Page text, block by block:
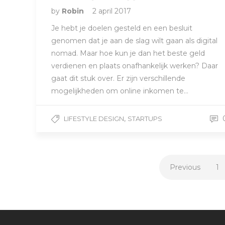
by Robin
2 april 2017
Je hebt je doelen gesteld en een besluit
genomen dat je aan de slag wilt gaan als digital
nomad. Maar hoe kun je dan het beste geld
verdienen en plaats onafhankelijk werken? Daar
gaat dit stuk over. Er zijn verschillende
mogelijkheden om online inkomen te…
LIFESTYLE DESIGN, STARTUPS
Previous 1